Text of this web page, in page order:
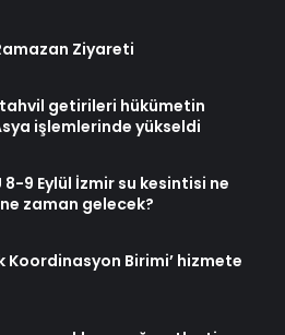
Ziyareti
tahvil getirileri hükümetin
işlemlerinde yükseldi
8-9 Eylül İzmir su kesintisi ne
zaman gelecek?
Koordinasyon Birimi’ hizmete